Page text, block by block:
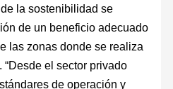
la sostenibilidad se
de un beneficio adecuado
las zonas donde se realiza
el sector privado
de operación y